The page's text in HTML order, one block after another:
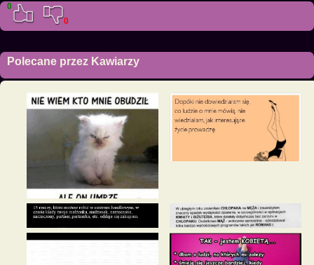
0
0
Polecane przez Kawiarzy